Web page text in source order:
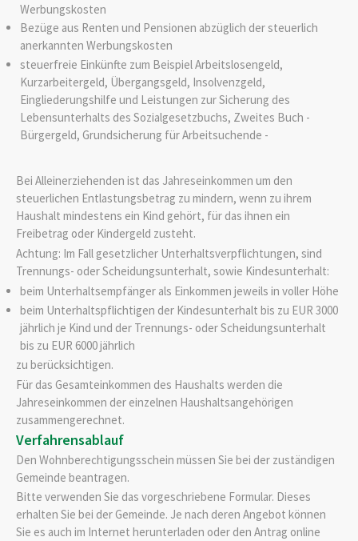
Werbungskosten
Bezüge aus Renten und Pensionen abzüglich der steuerlich
anerkannten Werbungskosten
steuerfreie Einkünfte zum Beispiel Arbeitslosengeld,
Kurzarbeitergeld, Übergangsgeld, Insolvenzgeld,
Eingliederungshilfe und Leistungen zur Sicherung des
Lebensunterhalts des Sozialgesetzbuchs, Zweites Buch -
Bürgergeld, Grundsicherung für Arbeitsuchende -
Bei Alleinerziehenden ist das Jahreseinkommen um den
steuerlichen Entlastungsbetrag zu mindern, wenn zu ihrem
Haushalt mindestens ein Kind gehört, für das ihnen ein
Freibetrag oder Kindergeld zusteht.
Achtung: Im Fall gesetzlicher Unterhaltsverpflichtungen, sind
Trennungs- oder Scheidungsunterhalt, sowie Kindesunterhalt:
beim Unterhaltsempfänger als Einkommen jeweils in voller Höhe
beim Unterhaltspflichtigen der Kindesunterhalt bis zu EUR 3000
jährlich je Kind und der Trennungs- oder Scheidungsunterhalt
bis zu EUR 6000 jährlich
zu berücksichtigen.
Für das Gesamteinkommen des Haushalts werden die
Jahreseinkommen der einzelnen Haushaltsangehörigen
zusammengerechnet.
Verfahrensablauf
Den Wohnberechtigungsschein müssen Sie bei der zuständigen
Gemeinde beantragen.
Bitte verwenden Sie das vorgeschriebene Formular. Dieses
erhalten Sie bei der Gemeinde. Je nach deren Angebot können
Sie es auch im Internet herunterladen oder den Antrag online